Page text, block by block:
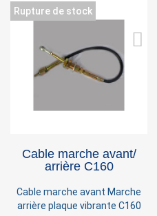
Rupture de stock
Cable marche avant/
arrière C160
Cable marche avant Marche
arrière plaque vibrante C160